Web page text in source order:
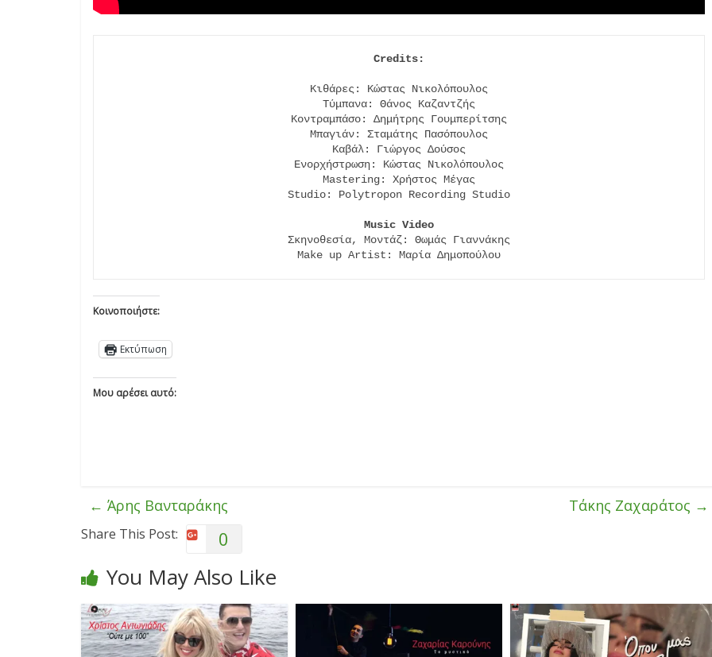
Κιθάρες: Κώστας Νικολόπουλος
Τύμπανα: Θάνος Καζαντζής
Κοντραμπάσο: Δημήτρης Γουμπερίτσης
Μπαγιάν: Σταμάτης Πασόπουλος
Καβάλ: Γιώργος Δούσος
Ενορχήστρωση: Κώστας Νικολόπουλος
Mastering: Χρήστος Μέγας
Studio: Polytropon Recording Studio
Μusic Video
Σκηνοθεσία, Μοντάζ: Θωμάς Γιαννάκης
Make up Artist: Μαρία Δημοπούλου
Κοινοποιήστε:
Εκτύπωση
Μου αρέσει αυτό:
← Άρης Βανταράκης Τάκης Ζαχαράτος →
Share This Post: 0
You May Also Like